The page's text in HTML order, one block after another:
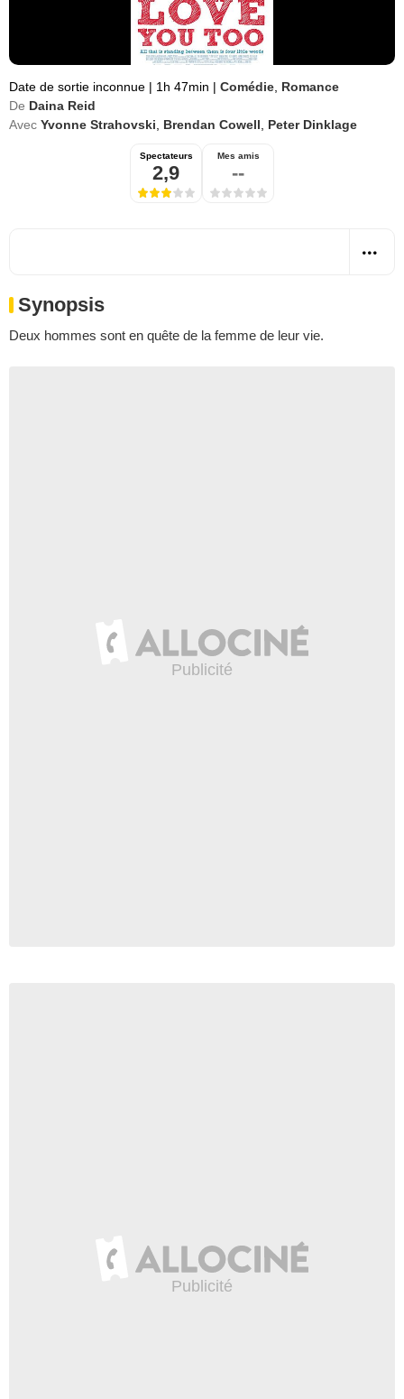
Date de sortie inconnue | 1h 47min | Comédie Romance
De Daina Reid
Avec Yvonne Strahovski Brendan Cowell Peter Dinklage
Spectateurs
2,9
Mes amis
--
Synopsis
Deux hommes sont en quête de la femme de leur vie.